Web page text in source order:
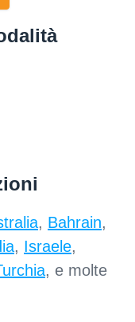
, Bahrain,
, Israele,
, e molte